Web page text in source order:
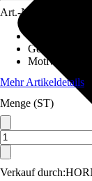
Verkauf durch:
Art.-Nr.
Gewicht
Motivkategorie
Mehr Artikeldetails
Menge (ST)